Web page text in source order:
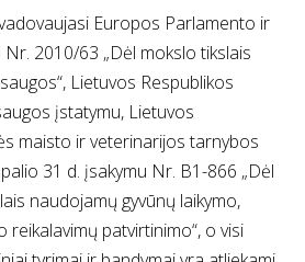
Europos Parlamento ir
2010/63 „Dėl mokslo tikslais
Lietuvos Respublikos
įstatymu, Lietuvos
maisto ir veterinarijos tarnybos
31 d. įsakymu Nr. B1-866 „Dėl
naudojamų gyvūnų laikymo,
patvirtinimo“, o visi